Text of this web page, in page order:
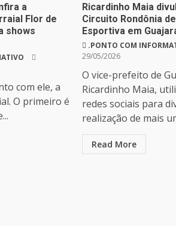
a
Flor de
shows
com ele, a
O primeiro é
Ricardinho Maia
Circuito Rondônia
Esportiva em
.PONTO COM
29/05/2026
O vice-prefeito de
Ricardinho Maia,
redes sociais para
realização de mais
Read More